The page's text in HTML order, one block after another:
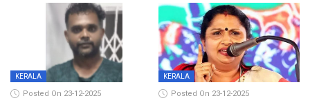
KERALA
Posted On 23-12-2025
KERALA
Posted On 23-12-2025